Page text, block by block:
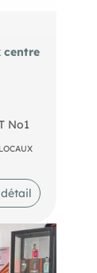
centre
No1
,
+
rue
ttc